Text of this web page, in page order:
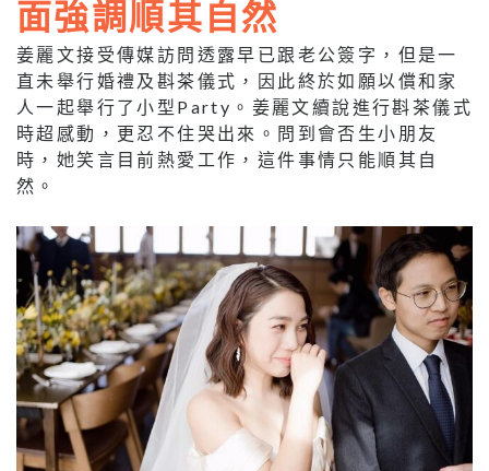
面強調順其自然
姜麗文接受傳媒訪問透露早已跟老公簽字，但是一
直未舉行婚禮及斟茶儀式，因此終於如願以償和家
人一起舉行了小型 Party 。姜麗文續說進行斟茶儀式
時超感動，更忍不住哭出來。問到會否生小朋友
時，她笑言目前熱愛工作，這件事情只能順其自
然。